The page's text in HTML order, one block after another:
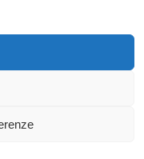
il tribunale di
l’utilizzo delle